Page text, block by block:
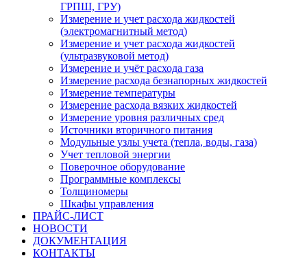
ГРПШ, ГРУ)
Измерение и учет расхода жидкостей
(электромагнитный метод)
Измерение и учет расхода жидкостей
(ультразвуковой метод)
Измерение и учёт расхода газа
Измерение расхода безнапорных жидкостей
Измерение температуры
Измерение расхода вязких жидкостей
Измерение уровня различных сред
Источники вторичного питания
Модульные узлы учета (тепла, воды, газа)
Учет тепловой энергии
Поверочное оборудование
Программные комплексы
Толщиномеры
Шкафы управления
ПРАЙС-ЛИСТ
НОВОСТИ
ДОКУМЕНТАЦИЯ
КОНТАКТЫ